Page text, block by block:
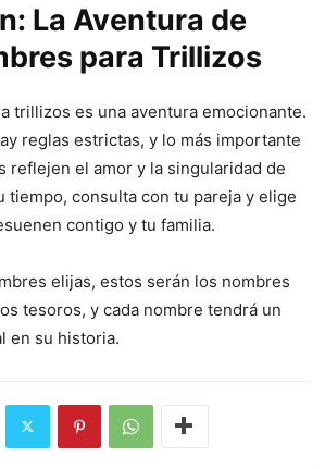
La Aventura de
para Trillizos
trillizos es una aventura emocionante.
reglas estrictas, y lo más importante
reflejen el amor y la singularidad de
tiempo, consulta con tu pareja y elige
contigo y tu familia.
elijas, estos serán los nombres
tesoros, y cada nombre tendrá un
en su historia.